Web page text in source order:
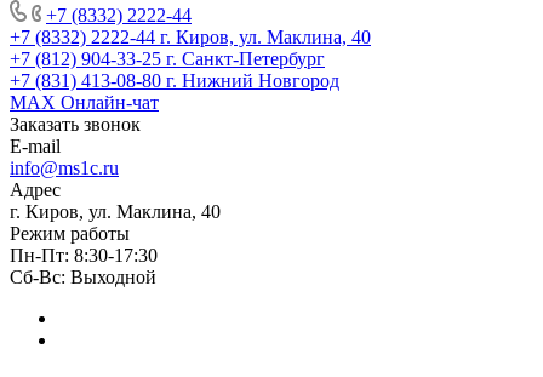
+7 (8332) 2222-44
+7 (8332) 2222-44 г. Киров, ул. Маклина, 40
+7 (812) 904-33-25 г. Санкт-Петербург
+7 (831) 413-08-80 г. Нижний Новгород
MAX Онлайн-чат
Заказать звонок
E-mail
info@ms1c.ru
Адрес
г. Киров, ул. Маклина, 40
Режим работы
Пн-Пт: 8:30-17:30
Cб-Вс: Выходной